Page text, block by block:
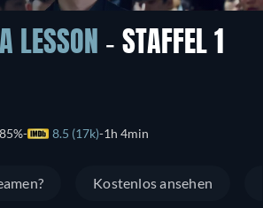
LESSON - STAFFEL 1
85% 8.5 (17k) 1h 4min
Kostenlos ansehen